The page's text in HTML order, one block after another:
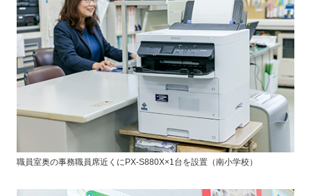
職員室奥の事務職員席近くにPX-S880X×1台を設置（南小学校）